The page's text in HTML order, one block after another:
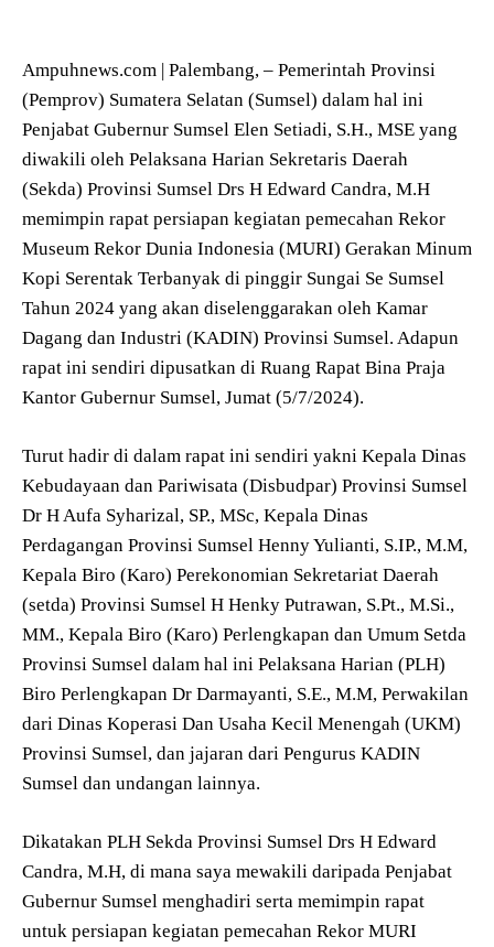
Ampuhnews.com | Palembang, – Pemerintah Provinsi
(Pemprov) Sumatera Selatan (Sumsel) dalam hal ini
Penjabat Gubernur Sumsel Elen Setiadi, S.H., MSE yang
diwakili oleh Pelaksana Harian Sekretaris Daerah
(Sekda) Provinsi Sumsel Drs H Edward Candra, M.H
memimpin rapat persiapan kegiatan pemecahan Rekor
Museum Rekor Dunia Indonesia (MURI) Gerakan Minum
Kopi Serentak Terbanyak di pinggir Sungai Se Sumsel
Tahun 2024 yang akan diselenggarakan oleh Kamar
Dagang dan Industri (KADIN) Provinsi Sumsel. Adapun
rapat ini sendiri dipusatkan di Ruang Rapat Bina Praja
Kantor Gubernur Sumsel, Jumat (5/7/2024).
Turut hadir di dalam rapat ini sendiri yakni Kepala Dinas
Kebudayaan dan Pariwisata (Disbudpar) Provinsi Sumsel
Dr H Aufa Syharizal, SP., MSc, Kepala Dinas
Perdagangan Provinsi Sumsel Henny Yulianti, S.IP., M.M,
Kepala Biro (Karo) Perekonomian Sekretariat Daerah
(setda) Provinsi Sumsel H Henky Putrawan, S.Pt., M.Si.,
MM., Kepala Biro (Karo) Perlengkapan dan Umum Setda
Provinsi Sumsel dalam hal ini Pelaksana Harian (PLH)
Biro Perlengkapan Dr Darmayanti, S.E., M.M, Perwakilan
dari Dinas Koperasi Dan Usaha Kecil Menengah (UKM)
Provinsi Sumsel, dan jajaran dari Pengurus KADIN
Sumsel dan undangan lainnya.
Dikatakan PLH Sekda Provinsi Sumsel Drs H Edward
Candra, M.H, di mana saya mewakili daripada Penjabat
Gubernur Sumsel menghadiri serta memimpin rapat
untuk persiapan kegiatan pemecahan Rekor MURI